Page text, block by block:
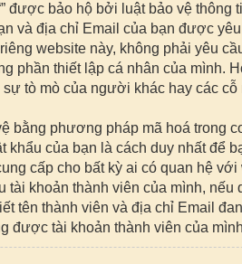
được bảo hộ bởi luật bảo vệ
và địa chỉ Email của bạn được
website này, không phải yêu
phần thiết lập cá nhân của mình.
tò mò của người khác hay các
bằng phương pháp mã hoá trong
khẩu của bạn là cách duy nhất để
cấp cho bất kỳ ai có quan hệ
tài khoản thành viên của mình,
tên thành viên và địa chỉ Email
được tài khoản thành viên của